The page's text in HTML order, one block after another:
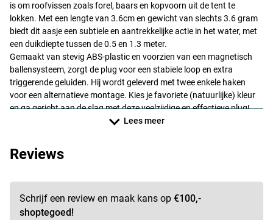
FC
is om roofvissen zoals forel, baars en kopvoorn uit de tent te
lokken. Met een lengte van 3.6cm en gewicht van slechts 3.6 gram
biedt dit aasje een subtiele en aantrekkelijke actie in het water, met
een duikdiepte tussen de 0.5 en 1.3 meter.
Gemaakt van stevig ABS-plastic en voorzien van een magnetisch
ballensysteem, zorgt de plug voor een stabiele loop en extra
triggerende geluiden. Hij wordt geleverd met twee enkele haken
voor een alternatieve montage. Kies je favoriete (natuurlijke) kleur
en ga gericht aan de slag met deze veelzijdige en effectieve plug!
Ideaal op stromende rivieren of kleine beekjes!
Lees meer
Reviews
Schrijf een review en maak kans op €100,-
shoptegoed!